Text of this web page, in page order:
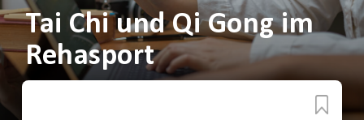
Tai Chi und Qi Gong im
Rehasport